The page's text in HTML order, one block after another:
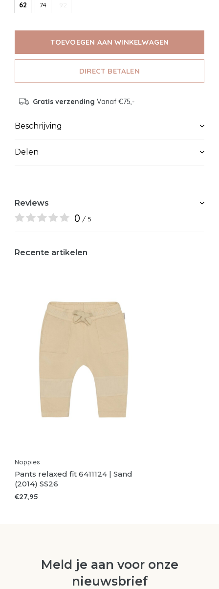
62 74 92
TOEVOEGEN AAN WINKELWAGEN
DIRECT BETALEN
Gratis verzending Vanaf €75,-
Beschrijving
Delen
Reviews
0 / 5
Recente artikelen
Noppies
Pants relaxed fit 6411124 | Sand
(2014) SS26
€27,95
Meld je aan voor onze
nieuwsbrief